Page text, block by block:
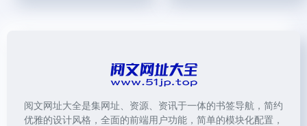
阅文网址大全是集网址、资源、资讯于一体的书签导航，简约
优雅的设计风格，全面的前端用户功能，简单的模块化配置，